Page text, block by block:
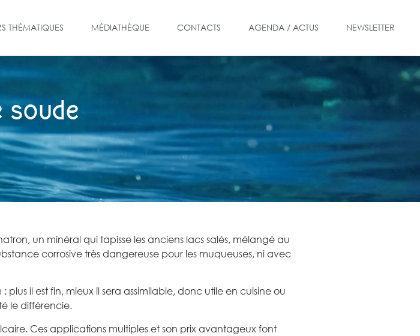
THÉMATIQUES MÉDIATHÈQUE CONTACTS AGENDA / ACTUS NEWSLETTER
soude
un minéral qui tapisse les anciens lacs salés, mélangé au
corrosive très dangereuse pour les muqueuses, ni avec
il est fin, mieux il sera assimilable, donc utile en cuisine ou
le différencie.
Ces applications multiples et son prix avantageux font